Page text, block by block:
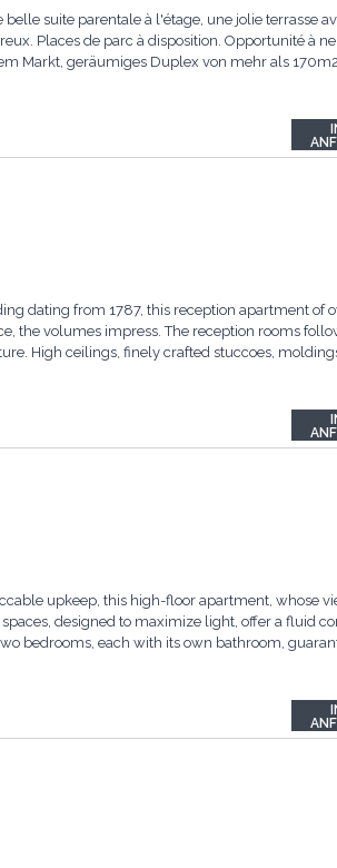
suite parentale à l'étage, une jolie terrasse
Places de parc à disposition. Opportunité à
Markt, geräumiges Duplex von mehr als
dating from 1787, this reception apartment of
the volumes impress. The reception rooms
High ceilings, finely crafted stuccoes,
upkeep, this high-floor apartment, whose
designed to maximize light, offer a fluid
bedrooms, each with its own bathroom,